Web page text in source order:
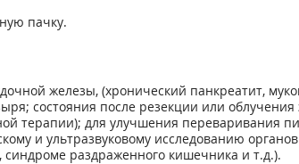
пачку.
железы, (хронический панкреатит,
состояния после резекции или
терапии); для улучшения переваривания
и ультразвуковому исследованию
раздраженного кишечника и т.д.).